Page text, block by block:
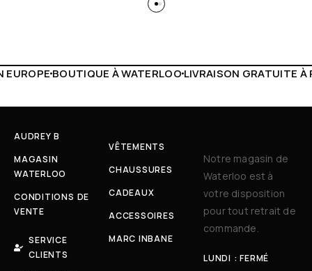
LIVRAISON GRATUITE À PARTIR DE 150€ LIVE
AUDREY B
MAGASIN
WATERLOO
CONDITIONS DE
VENTE
SERVICE
CLIENTS
VÊTEMENTS
CHAUSSURES
CADEAUX
ACCESSOIRES
MARC INBANE
Notre magasin de
Waterloo est à
votre disposition
pour tout retrait de
commande.
LUNDI : FERMÉ